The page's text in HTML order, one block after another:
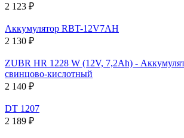
2 123 ₽
Аккумулятор RBT-12V7AH
2 130 ₽
ZUBR HR 1228 W (12V, 7,2Ah) -
свинцово-кислотный
2 140 ₽
DT 1207
2 189 ₽